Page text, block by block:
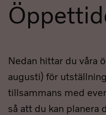
Nedan hittar du våra
augusti) för
tillsammans med
så att du kan planera